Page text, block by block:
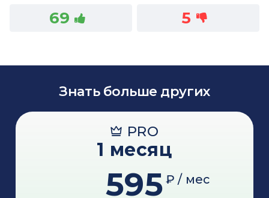
69 5
Знать больше других
PRO
1 месяц
595 ₽ / мес